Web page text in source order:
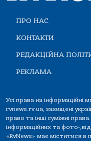
ПРО НАС
КОНТАКТИ
РЕДАКЦІЙНА
РЕКЛАМА
Усі права на інформаційні
rvnews.rv.ua, захищені
право та інші суміжні
інформаційних та фото-
«RvNews» має міститися в